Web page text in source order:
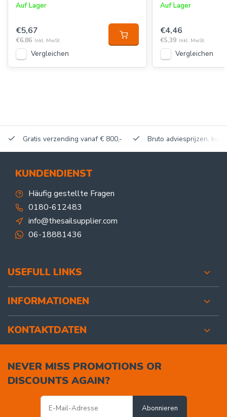
Auf Lager
€5,67
€6,86 Inkl. MwSt.
Vergleichen
Auf Lager
€4,46
€5,39 Inkl. MwSt.
Vergleichen
Gratis verzending vanaf € 800,- Bruto adviesprijzen,
KUNDENDIENST
Häufig gestellte Fragen
0180-612483
info@thesailsupplier.com
06-18881436
USEFULL LINKS
INFORMATIONEN
KONTAKTDATEN
NEVER MISS PROMOTIONS OR
DISCOUNTS AGAIN?
Abonnieren